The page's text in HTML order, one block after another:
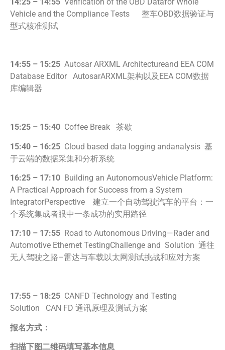
Vehicle and the Compliance Tests 整车OBD数据验证与
型式核准测试
14:55 – 15:25 Autosar ARXML Architectureand EEA COM
Database Editor AutosarARXML架构以及EEA COM数据
库编辑器
15:25 – 15:40 Coffee Break 茶歇
15:40 – 16:25 Cloud based data logging andanalysis 基
于云端的数据采集和分析系统
16:25 – 17:10 Building an AutonomousVehicle Platform:
A Practical Approach for Success from a System
IntegratorPerspective 建立一个自动驾驶汽车的平台：一
个系统集成者眼中一条成功的实用路径
17:10 – 17:55 Road to Autonomous Driving—Rader and
Automotive Ethernet TestingChallenge and Solution 通往
无人驾驶之路–雷达与车载以太网测试挑战和应对方案
17:55 – 18:25 CANFD Technology and Testing
Solution CAN FD 通讯原理及测试方案
报名方式：
扫描下图二维码填写基本信息